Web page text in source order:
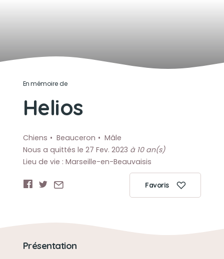
En mémoire de
Helios
Chiens Beauceron
Mâle
Nous a quittés le 27 Fev. 2023 à 10 an(s)
Lieu de vie : Marseille-en-Beauvaisis
Favoris
Présentation